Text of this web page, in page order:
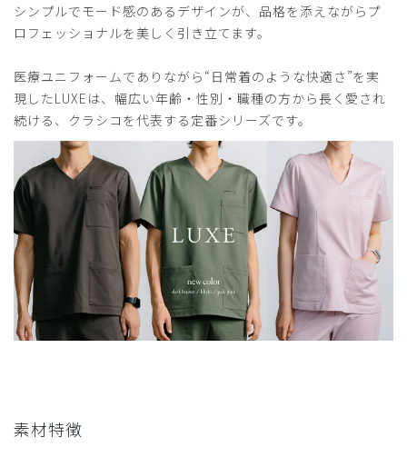
役に立った 0
購入確認済み
年齢: 50代 身長: 161-165cm 体重:
61-65kg
サイズ感 小さめ
大きめ
ストレッチ感
よく伸びる
伸びない
厚さ
とても薄い 厚い
ほぼ黒
ディープネイビーですがほぼ黒です
色味と、おもかより硬めの生地感でした
商品：752レディース:ジャージースクラブトップス・
シンプルでモード感のあるデザインが、品格を添えながらプ
ロフェッショナルを美しく引き立てます。
医療ユニフォームでありながら“日常着のような快適さ”を実
現したLUXEは、幅広い年齢・性別・職種の方から長く愛され
続ける、クラシコを代表する定番シリーズです。
素材特徴